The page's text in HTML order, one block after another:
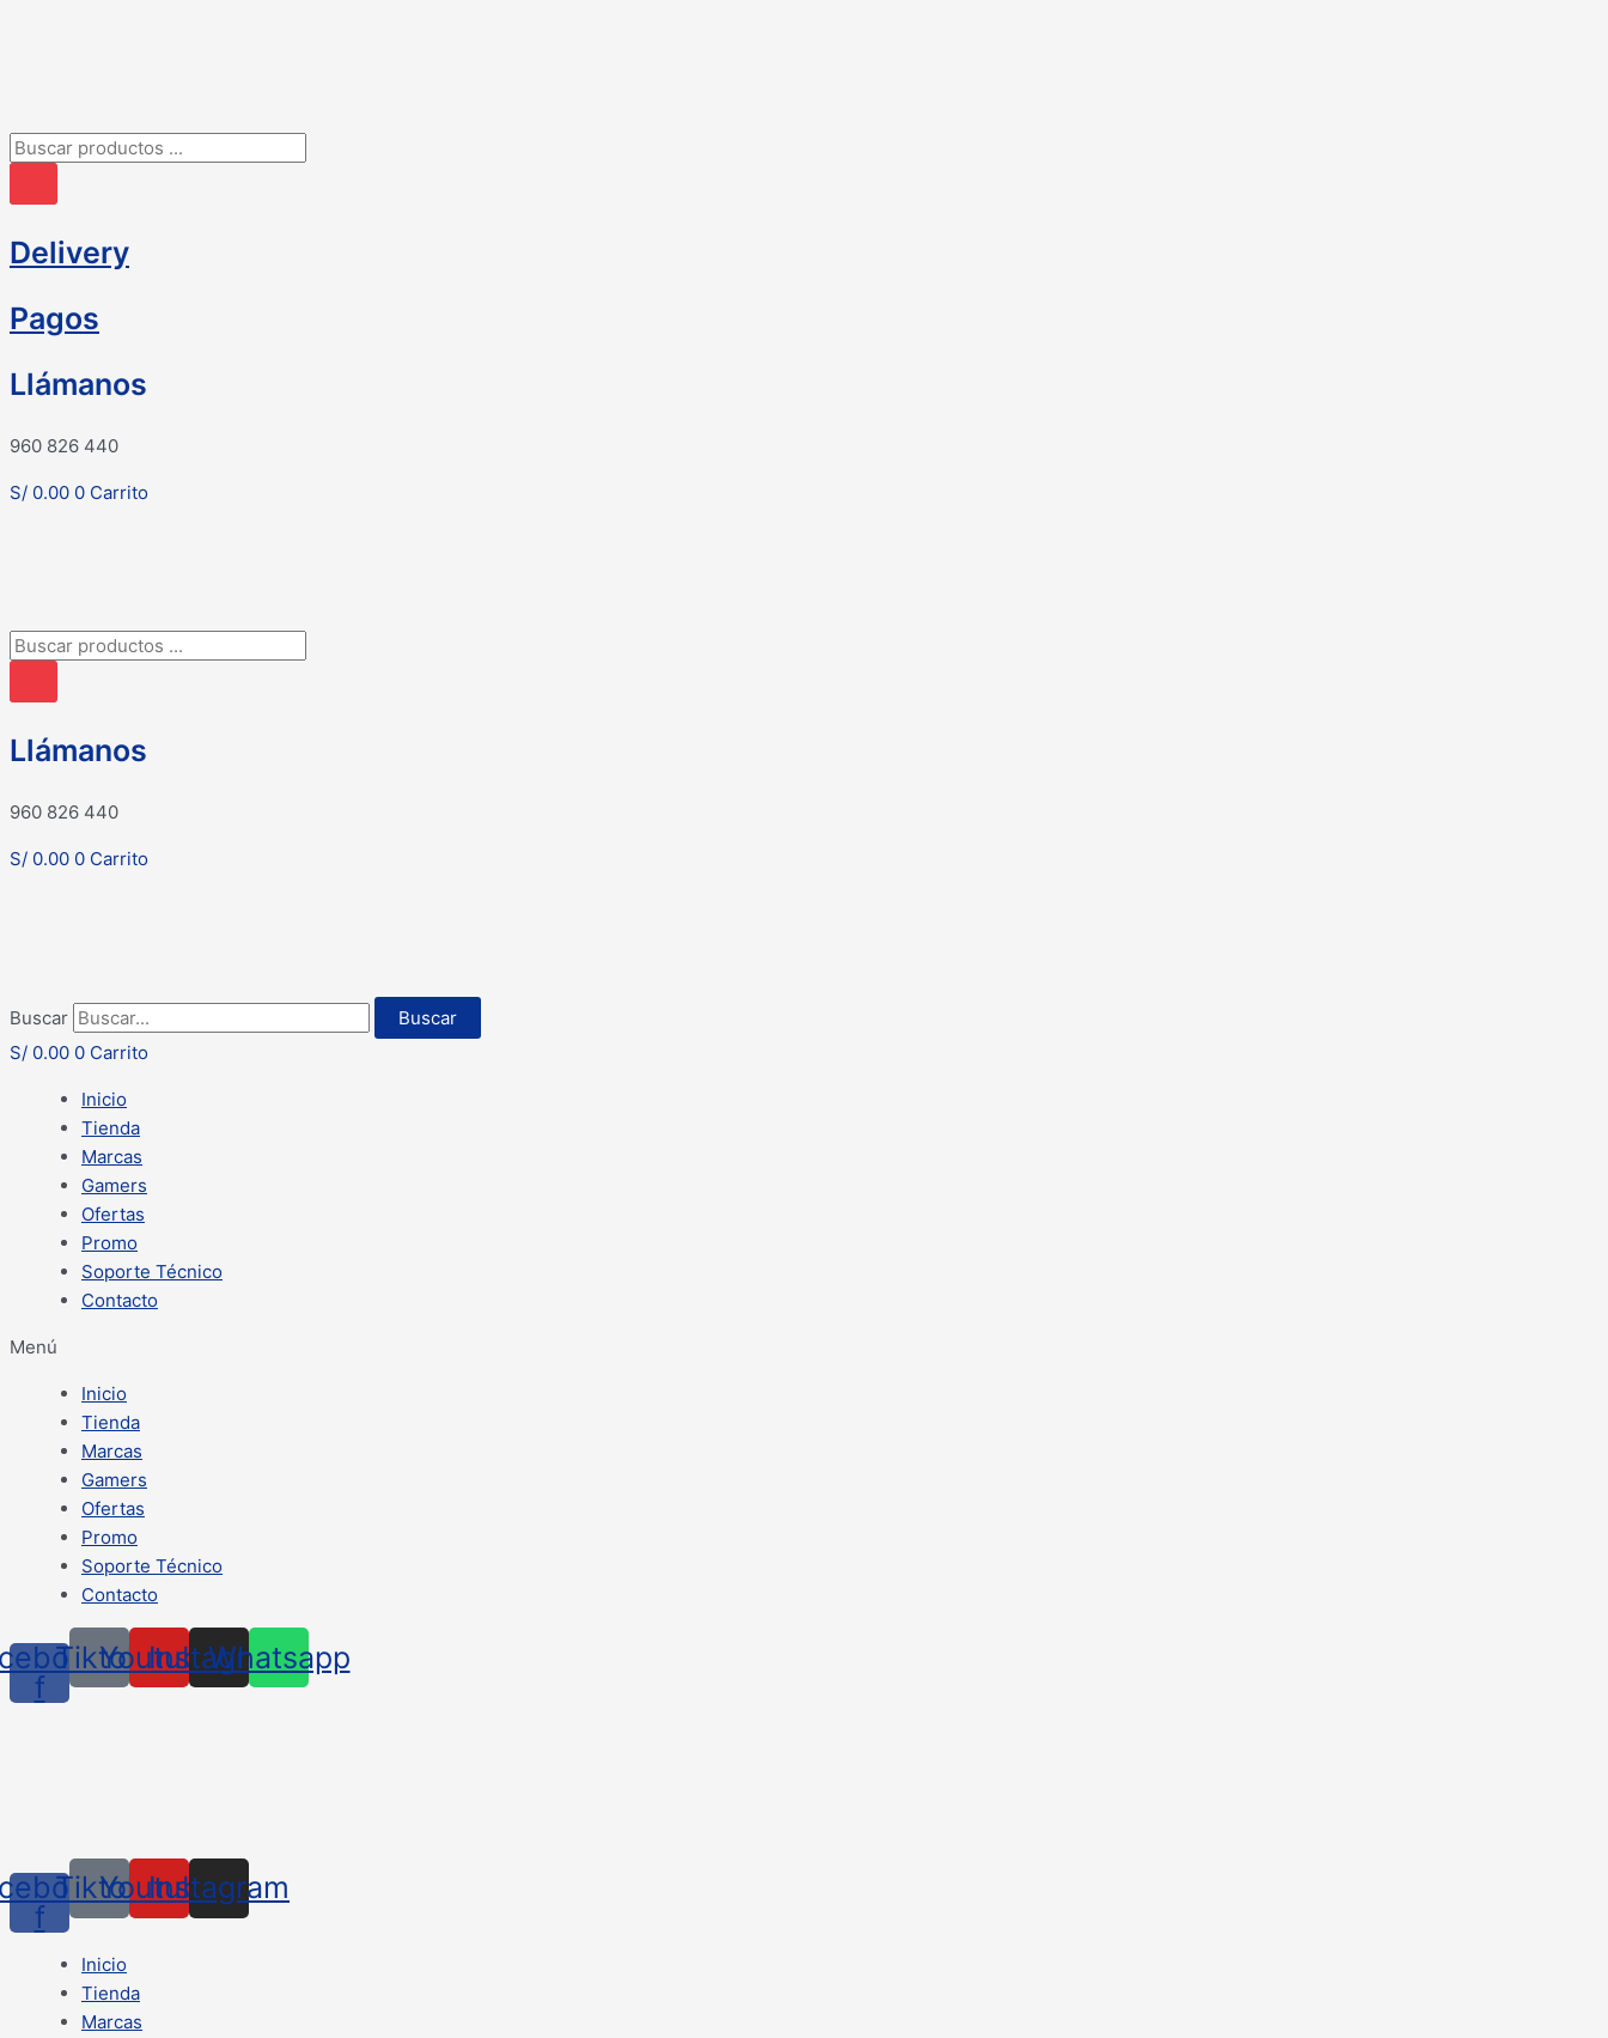
Búsqueda
productos
Delivery
Pagos
Llámanos
960 826 440
S/ 0.00 0 Carrito
Búsqueda
productos
Llámanos
960 826 440
S/ 0.00 0 Carrito
Buscar
Buscar
S/ 0.00 0 Carrito
Inicio
Tienda
Marcas
Gamers
Ofertas
Promo
Soporte Técnico
Contacto
Menú
Inicio
Tienda
Marcas
Gamers
Ofertas
Promo
Soporte Técnico
Contacto
f
TiktokYoutube
Instagram
Whatsapp
f
TiktokYoutube
Instagram
Inicio
Tienda
Marcas